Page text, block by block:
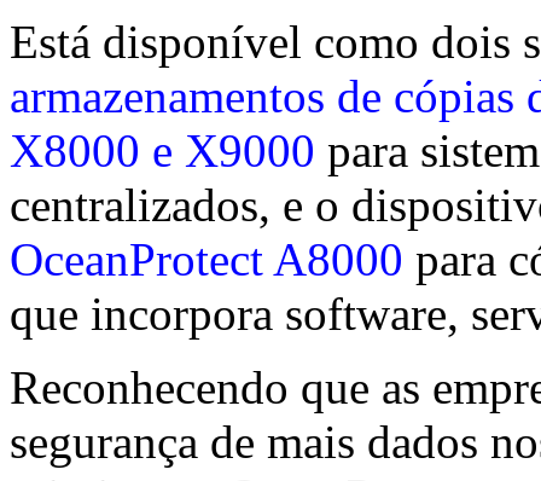
Está disponível como dois
armazenamentos de cópias
X8000 e X9000 para
centralizados, e o
OceanProtect A8000 para
que incorpora software,
Reconhecendo que as
segurança de mais dados